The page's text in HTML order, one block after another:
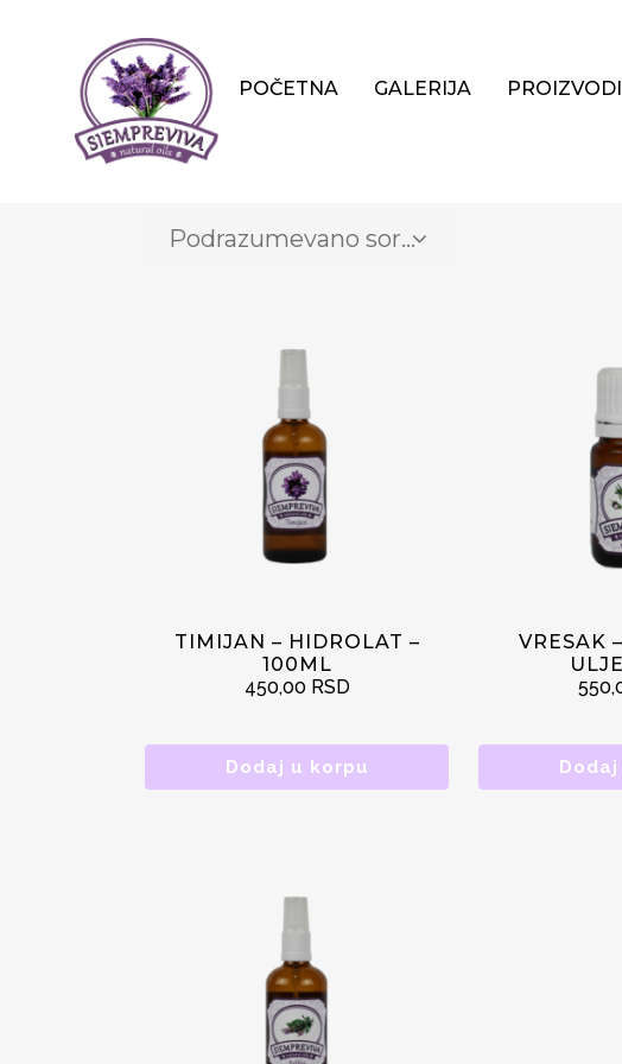
POČETNA GALERIJA PROIZVODI
Podrazumevano sortiranje
TIMIJAN – HIDROLAT –
100ML
450,00 RSD
Dodaj u korpu
VRESAK